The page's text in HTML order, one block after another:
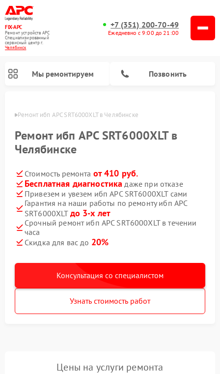
FIX-APC
Ремонт устройств APC
Специализированный
cервисный центр г.
Челябинск
+7 (351) 200-70-49
Ежедневно с 9:00 до 21:00
Мы ремонтируем Позвонить
Ремонт ибп APC SRT6000XLT в Челябинске
Ремонт ибп APC SRT6000XLT в
Челябинске
Стоимость ремонта от 410 руб.
Бесплатная диагностика даже при отказе
Привезем и увезем ибп APC SRT6000XLT сами
Гарантия на наши работы по ремонту ибп APC
SRT6000XLT до 3-х лет
Срочный ремонт ибп APC SRT6000XLT в течении
часа
Скидка для вас до 20%
Консультация со специалистом
Узнать стоимость работ
Цены на услуги ремонта